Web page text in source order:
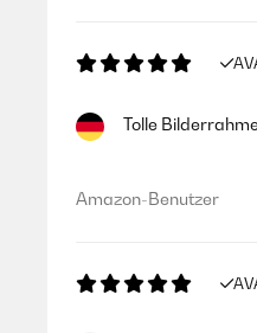
Tolle
Amazon-Benutzer